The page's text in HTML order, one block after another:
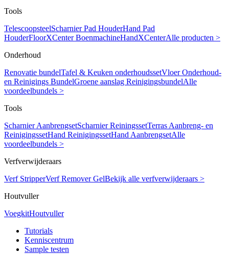
Tools
TelescoopsteelScharnier Pad HouderHand Pad
HouderFloorXCenter BoenmachineHandXCenterAlle producten >
Onderhoud
Renovatie bundelTafel & Keuken onderhoudssetVloer Onderhoud-
en Reinigings BundelGroene aanslag ReinigingsbundelAlle
voordeelbundels >
Tools
Scharnier AanbrengsetScharnier ReiningssetTerras Aanbreng- en
ReinigingssetHand ReinigingssetHand AanbrengsetAlle
voordeelbundels >
Verfverwijderaars
Verf StripperVerf Remover GelBekijk alle verfverwijderaars >
Houtvuller
VoegkitHoutvuller
Tutorials
Kenniscentrum
Sample testen